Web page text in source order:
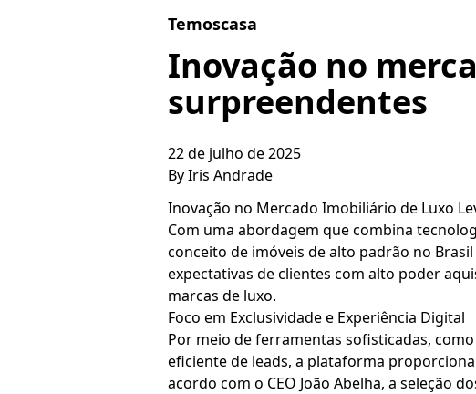
Temoscasa
Inovação no
surpreendentes
22 de julho de 2025
ByIris Andrade
Inovação no Mercado Imobiliário de Luxo
Com uma abordagem que combina
conceito de imóveis de alto padrão no
expectativas de clientes com alto poder
marcas de luxo.
Foco em Exclusividade e Experiência Digital
Por meio de ferramentas sofisticadas,
eficiente de leads, a plataforma
acordo com o CEO João Abelha, a seleção